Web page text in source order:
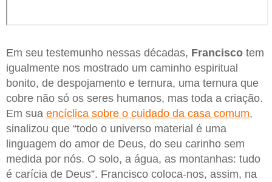
Em seu testemunho nessas décadas, Francisco tem
igualmente nos mostrado um caminho espiritual
bonito, de despojamento e ternura, uma ternura que
cobre não só os seres humanos, mas toda a criação.
Em sua encíclica sobre o cuidado da casa comum,
sinalizou que “todo o universo material é uma
linguagem do amor de Deus, do seu carinho sem
medida por nós. O solo, a água, as montanhas: tudo
é carícia de Deus”. Francisco coloca-nos, assim, na